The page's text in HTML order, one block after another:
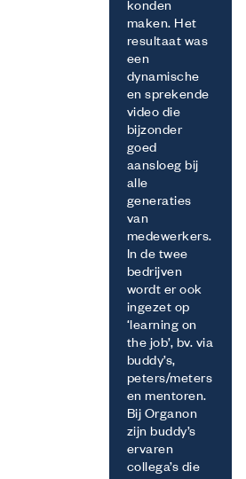
konden
maken. Het
resultaat was
een
dynamische
en sprekende
video die
bijzonder
goed
aansloeg bij
alle
generaties
van
medewerkers.
In de twee
bedrijven
wordt er ook
ingezet op
‘learning on
the job’, bv. via
buddy’s,
peters/meters
en mentoren.
Bij Organon
zijn buddy’s
ervaren
collega’s die